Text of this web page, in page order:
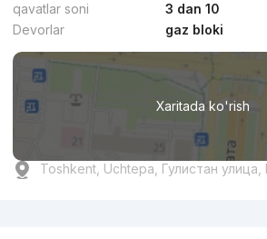
qavatlar soni
3 dan 10
Devorlar
gaz bloki
Xaritada ko'rish
Toshkent, Uchtepa, Гулистан улица,